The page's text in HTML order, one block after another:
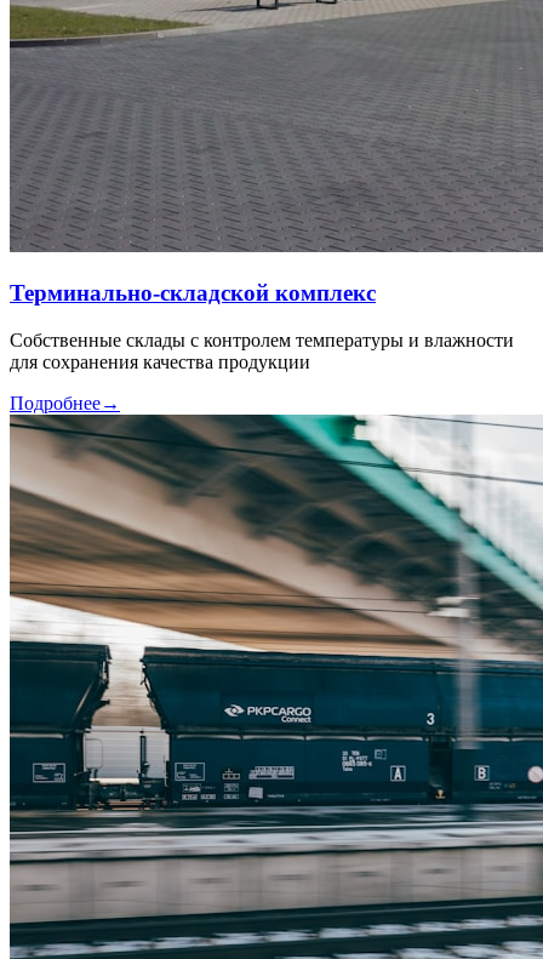
Терминально-складской комплекс
Собственные склады с контролем температуры и влажности
для сохранения качества продукции
Подробнее→